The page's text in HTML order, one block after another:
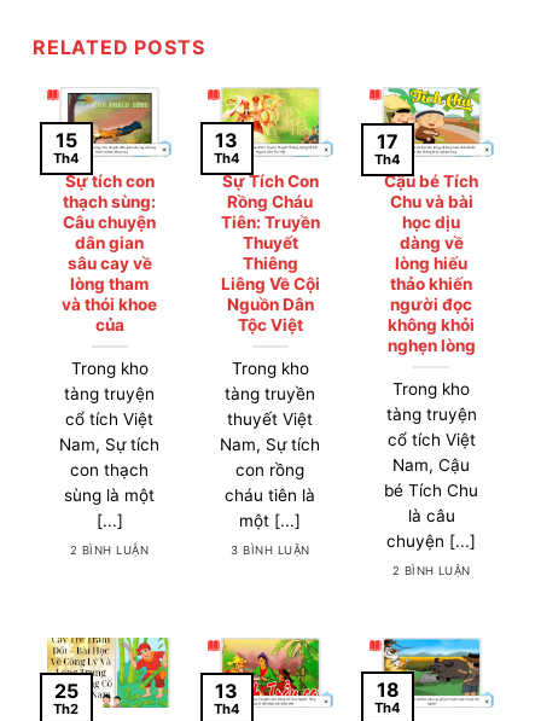
RELATED POSTS
Sự tích con
thạch sùng:
Câu chuyện
dân gian
sâu cay về
lòng tham
và thói khoe
của
Trong kho
tàng truyện
cổ tích Việt
Nam, Sự tích
con thạch
sùng là một
[...]
2 BÌNH LUẬN
15
Th4
Sự Tích Con
Rồng Cháu
Tiên: Truyền
Thuyết
Thiêng
Liêng Về Cội
Nguồn Dân
Tộc Việt
Trong kho
tàng truyền
thuyết Việt
Nam, Sự tích
con rồng
cháu tiên là
một [...]
3 BÌNH LUẬN
13
Th4
Cậu bé Tích
Chu và bài
học dịu
dàng về
lòng hiếu
thảo khiến
người đọc
không khỏi
nghẹn lòng
Trong kho
tàng truyện
cổ tích Việt
Nam, Cậu
bé Tích Chu
là câu
chuyện [...]
2 BÌNH LUẬN
17
Th4
25
Th2
13
Th4
18
Th4